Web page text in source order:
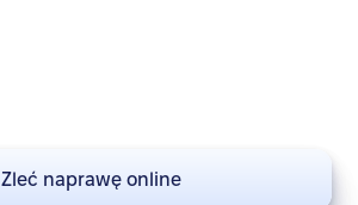
Zleć naprawę online